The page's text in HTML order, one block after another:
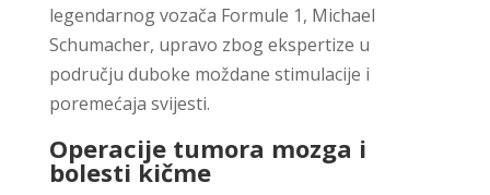
legendarnog vozača Formule 1, Michael
Schumacher, upravo zbog ekspertize u
području duboke moždane stimulacije i
poremećaja svijesti.
Operacije tumora mozga i
bolesti kičme